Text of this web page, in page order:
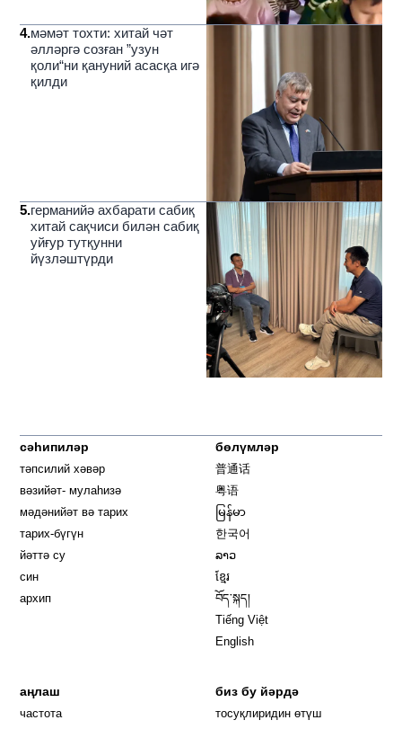
4.мәмәт тохти: хитай чәт
әлләргә созған ”узун
қоли“ни қануний асасқа игә
қилди
5.германийә ахбарати сабиқ
хитай сақчиси билән сабиқ
уйғур тутқунни
йүзләштүрди
сәһипиләр
тәпсилий хәвәр
вәзийәт- мулаһизә
мәдәнийәт вә тарих
тарих-бүгүн
йәттә су
син
архип
бөлүмләр
普通话
粤语
မြန်မာ
한국어
ລາວ
ខ្មែរ
བོད་སྐད།
Tiếng Việt
English
аңлаш
частота
биз бу йәрдә
тосуқлиридин өтүш